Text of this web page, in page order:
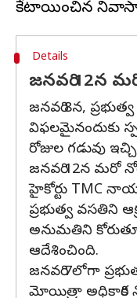
Details
జనవరి 12న
జనవరి 8న,
విఫలమైనందుకు
రోజుల గడువు
జనవరి 12న మరో
హైకోర్టు TMC
ప్రభుత్వ వసతిని
అనుమతిని
ఆదేశించింది.
జనవరి 7లోగా
మోయిత్రా అధికారిక